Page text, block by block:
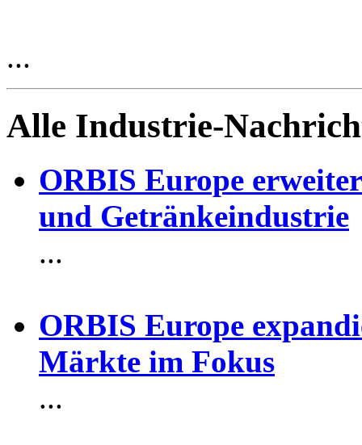
...
Alle Industrie-
ORBIS Europe
und Getränkeindustrie
...
ORBIS Europe
Märkte im Fokus
...